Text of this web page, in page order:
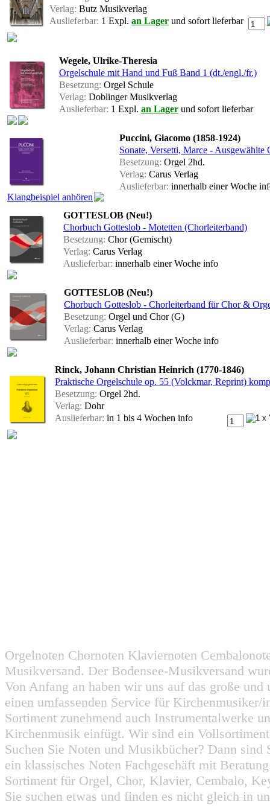
Verlag: Butz Musikverlag
Auslieferbar: 1 Expl. an Lager und sofort lieferbar
Wegele, Ulrike-Theresia
Orgelschule mit Hand und Fuß Band 1 (dt./engl./fr.)
Besetzung: Orgel Schule
Verlag: Doblinger Musikverlag
Auslieferbar: 1 Expl. an Lager und sofort lieferbar
Klangbeispiel anhören
Puccini, Giacomo (1858-1924)
Sonate, Versetti, Marce - Ausgewählte
Besetzung: Orgel 2hd.
Verlag: Carus Verlag
Auslieferbar: innerhalb einer Woche
GOTTESLOB (Neu!)
Chorbuch Gotteslob - Motetten (Chorleiterband)
Besetzung: Chor (Gemischt)
Verlag: Carus Verlag
Auslieferbar: innerhalb einer Woche info
GOTTESLOB (Neu!)
Chorbuch Gotteslob - Chorleiterband für Chor &
Besetzung: Orgel und Chor (G)
Verlag: Carus Verlag
Auslieferbar: innerhalb einer Woche info
Rinck, Johann Christian Heinrich (1770-1846)
Praktische Orgelschule op. 55 (Volckmar, Reprint)
Besetzung: Orgel 2hd.
Verlag: Dohr
Auslieferbar: in 1 bis 4 Wochen info
Orgelnoten Chornoten Klaviernoten
Musikversand. Der Bodensee-Musikversand
Von Anfang an haben wir uns auf das große
einen umfassenden Service für
Sortiment zunehmend auch Instrumentalwerke
Kirchenmusik einfügt. Wir sind ein
Suchen Sie Noten und Musikbücher? Dann
ein klassisches Noten Fachgeschäft mit
Sortiment für Orgel, Chor, Klavier, Cembalo,
Sie suchen etwas und finden es nicht gleich in